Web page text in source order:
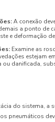
A conexão
a ponto de
e deformação
Examine as
estejam
ou danificada,
do sistema, a
pneumáticos